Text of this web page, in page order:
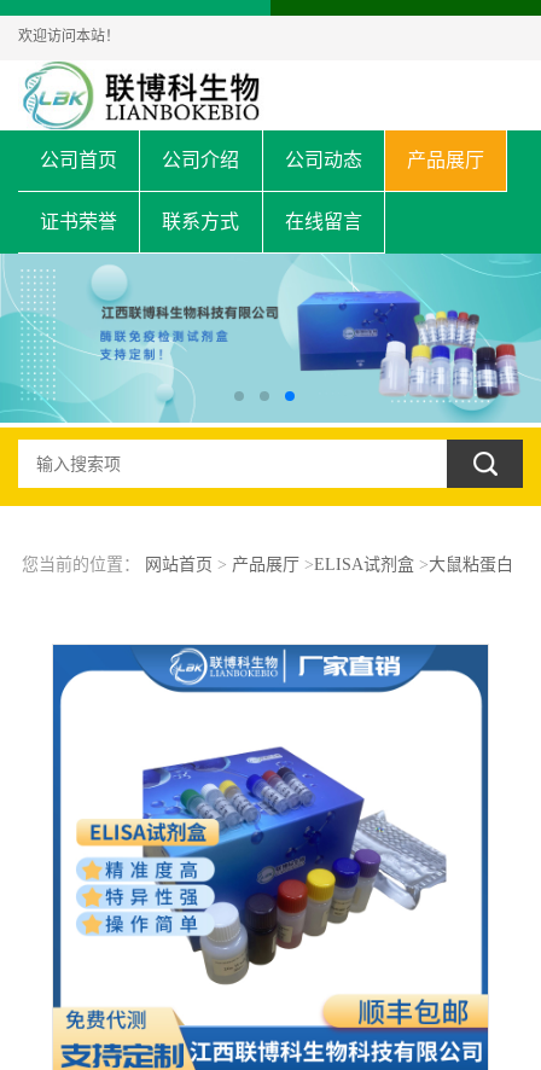
欢迎访问本站！
公司首页 公司介绍 公司动态 产品展厅
证书荣誉 联系方式 在线留言
您当前的位置： 网站首页 > 产品展厅 >ELISA试剂盒>大鼠粘蛋白